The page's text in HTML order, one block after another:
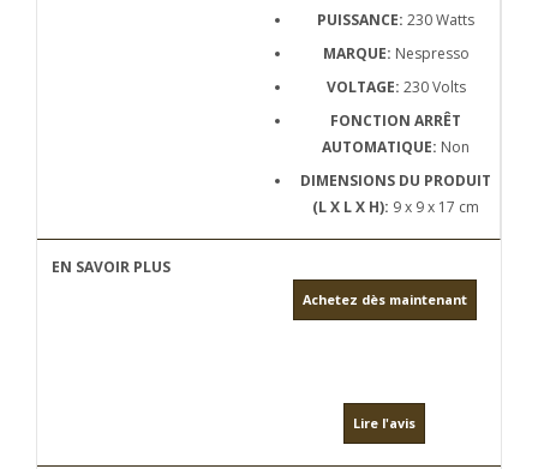
PUISSANCE: 230 Watts
MARQUE: Nespresso
VOLTAGE: 230 Volts
FONCTION ARRÊT
AUTOMATIQUE: Non
DIMENSIONS DU PRODUIT
(L X L X H): 9 x 9 x 17 cm
Achetez dès maintenant
Lire l'avis